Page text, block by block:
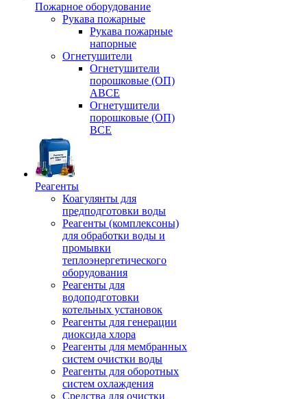
Пожарное оборудование
Рукава пожарные
Рукава пожарные
напорные
Огнетушители
Огнетушители
порошковые (ОП)
АВСЕ
Огнетушители
порошковые (ОП)
ВСЕ
Реагенты
Коагулянты для
предподготовки воды
Реагенты (комплексоны)
для обработки воды и
промывки
теплоэнергетического
оборудования
Реагенты для
водоподготовки
котельных установок
Реагенты для генерации
диоксида хлора
Реагенты для мембранных
систем очистки воды
Реагенты для оборотных
систем охлаждения
Средства для очистки